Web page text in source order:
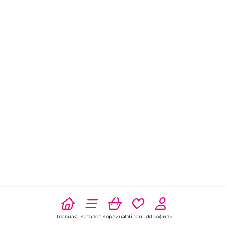
Главная Каталог КорзинаИзбранноеПрофиль